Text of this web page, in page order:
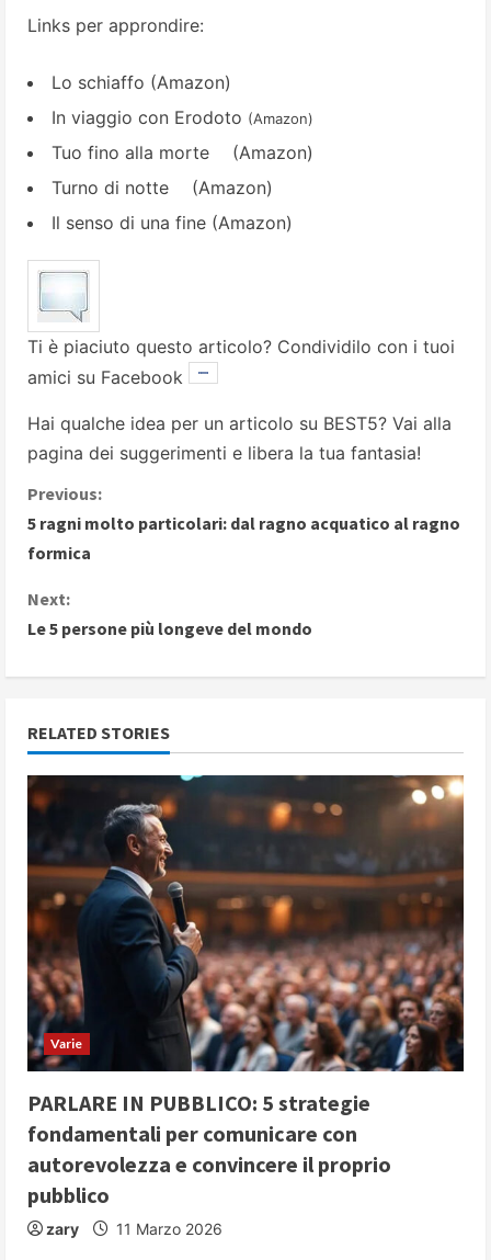
Links per approndire:
Lo schiaffo (Amazon)
In viaggio con Erodoto (Amazon)
Tuo fino alla morte
(Amazon)
Turno di notte
(Amazon)
Il senso di una fine (Amazon)
Ti è piaciuto questo articolo? Condividilo con i tuoi
amici su Facebook
Hai qualche idea per un articolo su BEST5? Vai alla
pagina dei suggerimenti e libera la tua fantasia!
C
o
n
t
i
n
u
e
R
e
a
d
i
n
g
Previous:
5 ragni molto particolari: dal ragno acquatico al ragno
formica
Next:
Le 5 persone più longeve del mondo
RELATED STORIES
Varie
PARLARE IN PUBBLICO: 5 strategie
fondamentali per comunicare con
autorevolezza e convincere il proprio
pubblico
zary 11 Marzo 2026